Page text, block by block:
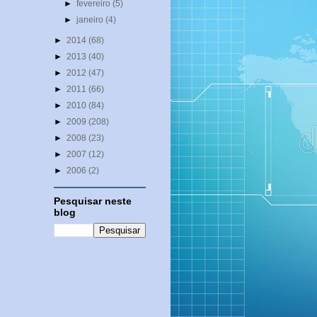
►fevereiro(5)
►janeiro(4)
► 2014 (68)
► 2013 (40)
► 2012 (47)
► 2011 (66)
► 2010 (84)
► 2009 (208)
► 2008 (23)
► 2007 (12)
► 2006 (2)
Pesquisar neste
blog